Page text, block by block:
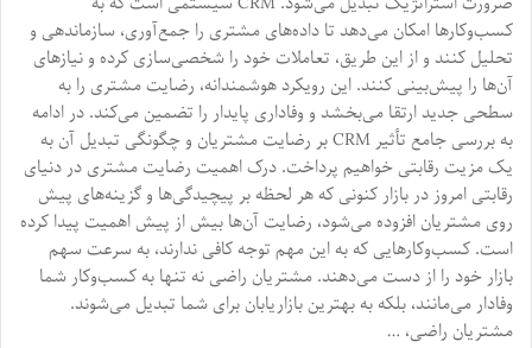
کسب‌وکارها امکان می‌دهد تا داده‌های مشتری را جمع‌آوری، سازماندهی و
تحلیل کنند و از این طریق، تعاملات خود را شخصی‌سازی کرده و نیازهای
آن‌ها را پیش‌بینی کنند. این رویکرد هوشمندانه، رضایت مشتری را به
سطحی جدید ارتقا می‌بخشد و وفاداری پایدار را تضمین می‌کند. در ادامه
به بررسی جامع تأثیر CRM بر رضایت مشتریان و چگونگی تبدیل آن به
یک مزیت رقابتی خواهیم پرداخت. درک اهمیت رضایت مشتری در دنیای
رقابتی امروز در بازار کنونی که هر لحظه بر پیچیدگی‌ها و گزینه‌های پیش
روی مشتریان افزوده می‌شود، رضایت آن‌ها بیش از پیش اهمیت پیدا کرده
است. کسب‌وکارهایی که به این مهم توجه کافی ندارند، به سرعت سهم
بازار خود را از دست می‌دهند. مشتریان راضی نه تنها به کسب‌وکار شما
وفادار می‌مانند، بلکه به بهترین بازاریابان برای شما تبدیل می‌شوند.
مشتریان راضی، …